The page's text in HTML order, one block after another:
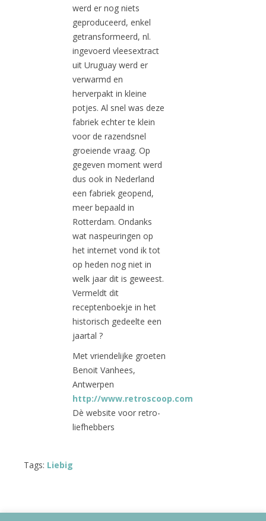
werd er nog niets
geproduceerd, enkel
getransformeerd, nl.
ingevoerd vleesextract
uit Uruguay werd er
verwarmd en
herverpakt in kleine
potjes. Al snel was deze
fabriek echter te klein
voor de razendsnel
groeiende vraag. Op
gegeven moment werd
dus ook in Nederland
een fabriek geopend,
meer bepaald in
Rotterdam. Ondanks
wat naspeuringen op
het internet vond ik tot
op heden nog niet in
welk jaar dit is geweest.
Vermeldt dit
receptenboekje in het
historisch gedeelte een
jaartal ?
Met vriendelijke groeten
Benoit Vanhees,
Antwerpen
http://www.retroscoop.com
Dè website voor retro-
liefhebbers
Tags: Liebig